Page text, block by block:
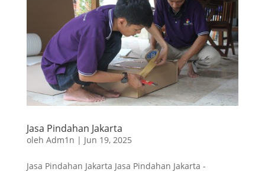
Jasa Pindahan Jakarta
oleh Adm1n | Jun 19, 2025
Jasa Pindahan Jakarta Jasa Pindahan Jakarta -